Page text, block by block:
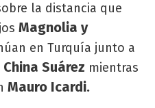
la distancia que
Magnolia y
en Turquía junto a
Suárez mientras
Mauro Icardi.